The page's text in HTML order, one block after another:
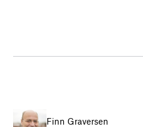
Finn Graversen